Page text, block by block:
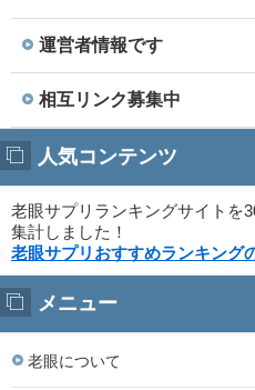
運営者情報です
相互リンク募集中
人気コンテンツ
老眼サプリランキングサイトを
集計しました！
老眼サプリおすすめランキング
メニュー
老眼について